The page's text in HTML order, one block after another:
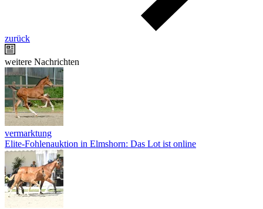
zurück
weitere Nachrichten
vermarktung
Elite-Fohlenauktion in Elmshorn: Das Lot ist online